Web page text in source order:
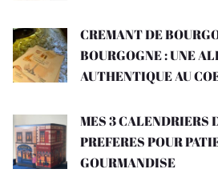
CREMANT DE
BOURGOGNE : UNE
AUTHENTIQUE AU
MES 3 CALENDRIERS
PREFERES POUR
GOURMANDISE